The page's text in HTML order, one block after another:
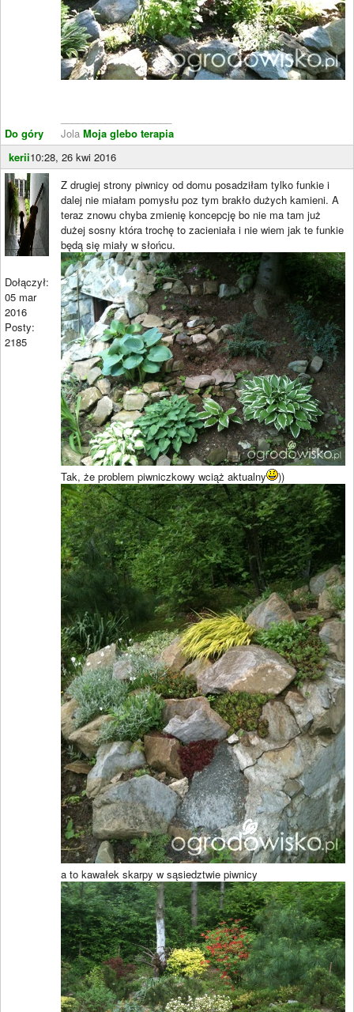
Do góry
Jola Moja glebo terapia
kerii10:28, 26 kwi 2016
Dołączył:
05 mar
2016
Posty:
2185
Z drugiej strony piwnicy od domu posadziłam tylko funkie i
dalej nie miałam pomysłu poz tym brakło dużych kamieni. A
teraz znowu chyba zmienię koncepcję bo nie ma tam już
dużej sosny która trochę to zacieniała i nie wiem jak te funkie
będą się miały w słońcu.
Tak, że problem piwniczkowy wciąż aktualny ))
a to kawałek skarpy w sąsiedztwie piwnicy